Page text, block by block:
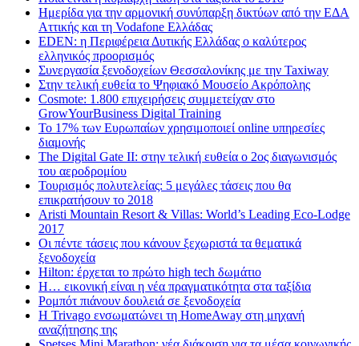
Ημερίδα για την αρμονική συνύπαρξη δικτύων από την ΕΔΑ
Αττικής και τη Vodafone Ελλάδας
EDEN: η Περιφέρεια Δυτικής Ελλάδας ο καλύτερος
ελληνικός προορισμός
Συνεργασία ξενοδοχείων Θεσσαλονίκης με την Taxiway
Στην τελική ευθεία το Ψηφιακό Μουσείο Ακρόπολης
Cosmote: 1.800 επιχειρήσεις συμμετείχαν στο
GrowYourBusiness Digital Training
Το 17% των Ευρωπαίων χρησιμοποιεί online υπηρεσίες
διαμονής
The Digital Gate II: στην τελική ευθεία ο 2ος διαγωνισμός
του αεροδρομίου
Τουρισμός πολυτελείας: 5 μεγάλες τάσεις που θα
επικρατήσουν το 2018
Aristi Mountain Resort & Villas: World’s Leading Eco-Lodge
2017
Οι πέντε τάσεις που κάνουν ξεχωριστά τα θεματικά
ξενοδοχεία
Hilton: έρχεται τo πρώτο high tech δωμάτιο
Η… εικονική είναι η νέα πραγματικότητα στα ταξίδια
Ρομπότ πιάνουν δουλειά σε ξενοδοχεία
Η Trivago ενσωματώνει τη HomeAway στη μηχανή
αναζήτησης της